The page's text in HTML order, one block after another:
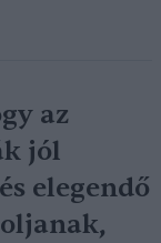
az
jól
elegendő